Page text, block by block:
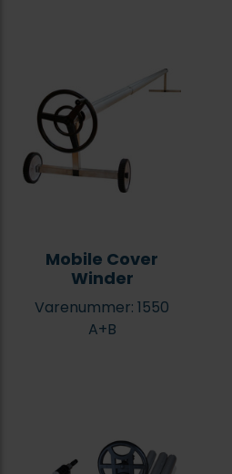
Mobile Cover
Winder
Varenummer: 1550
A+B